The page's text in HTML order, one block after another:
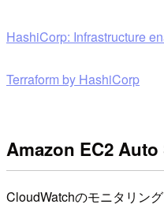
HashiCorp: Infrastructure
Terraform by HashiCorp
Amazon EC2 Auto
CloudWatchのモニタリン